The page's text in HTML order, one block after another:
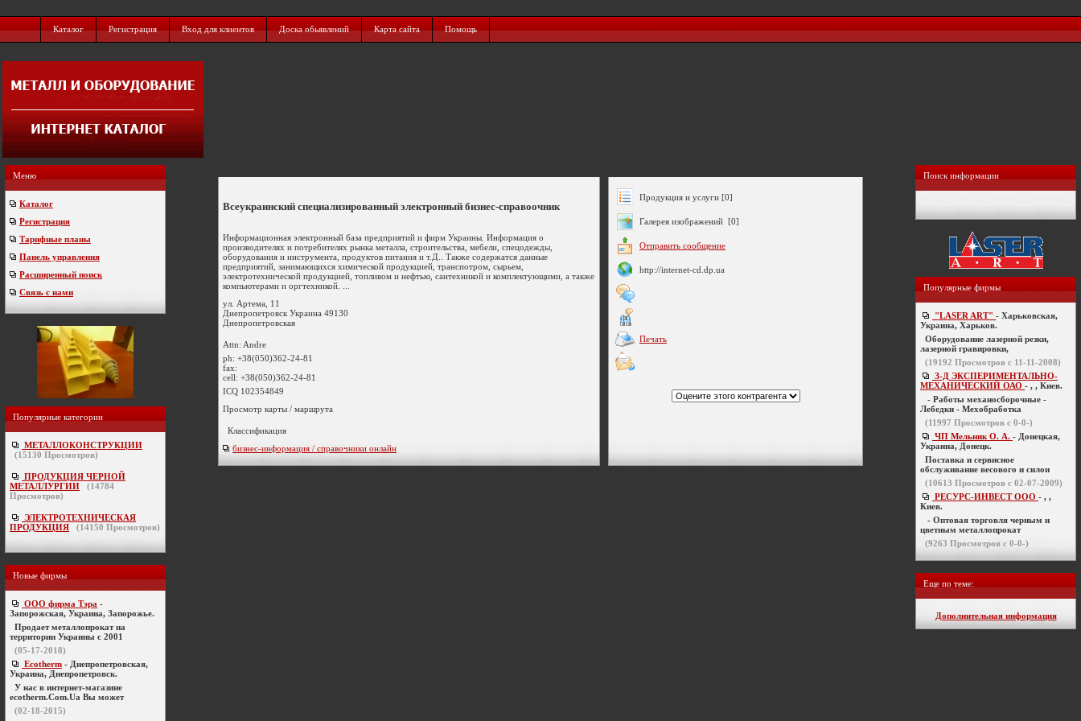
Каталог Регистрация Вход для клиентов Доска обьявлений Карта сайта Помощь
Меню
Каталог
Регистрация
Тарифные планы
Панель управления
Расширенный поиск
Связь с нами
Популярные категории
МЕТАЛЛОКОНСТРУКЦИИ
(15130 Просмотров)
ПРОДУКЦИЯ ЧЕРНОЙ
МЕТАЛЛУРГИИ
(14784
Просмотров)
ЭЛЕКТРОТЕХНИЧЕСКАЯ
ПРОДУКЦИЯ
(14150 Просмотров)
Новые фирмы
ООО фирма Тэра -
Запорожская, Украина, Запорожье.
Продает металлопрокат на
территории Украины с 2001
(05-17-2018)
Ecotherm - Днепропетровская,
Украина, Днепропетровск.
У нас в интернет-магазине
ecotherm.Com.Ua Вы может
(02-18-2015)
Всеукраинский специализированный электронный бизнес-справоочник
Информационная электронный база предприятий и фирм Украины. Информация о
производителях и потребителях рынка металла, строительства, мебели, спецодежды,
оборудования и инструмента, продуктов питания и т.Д.. Также содержатся данные
предприятий, занимающихся химической продукцией, транспотром, сырьем,
электротехнической продукцией, топливом и нефтью, сантехникой и комплектующими, а также
компьютерами и оргтехникой. ...
ул. Артема, 11
Днепропетровск Украина 49130
Днепропетровская
Attn: Andre
ph: +38(050)362-24-81
fax:
cell: +38(050)362-24-81
ICQ 102354849
Просмотр карты / маршрута
Классификация
бизнес-информация / справочники онлайн
Продукция и услуги [0]
Галерея изображений [0]
Отправить сообщение
http://internet-cd.dp.ua
Печать
Поиск информации
Популярные фирмы
"LASER ART" - Харьковская,
Украина, Харьков.
Оборудование лазерной резки,
лазерной гравировки,
(19192 Просмотров с 11-11-2008)
З-Д ЭКСПЕРИМЕНТАЛЬНО-
МЕХАНИЧЕСКИЙ ОАО - , , Киев.
- Работы механосборочные -
Лебедки - Мехобработка
(11997 Просмотров с 0-0-)
ЧП Мельник О. А. - Донецкая,
Украина, Донецк.
Поставка и сервисное
обслуживание весового и силои
(10613 Просмотров с 02-07-2009)
РЕСУРС-ИНВЕСТ ООО - , ,
Киев.
- Оптовая торговля черным и
цветным металлопрокат
(9263 Просмотров с 0-0-)
Еще по теме:
Дополнительная информация